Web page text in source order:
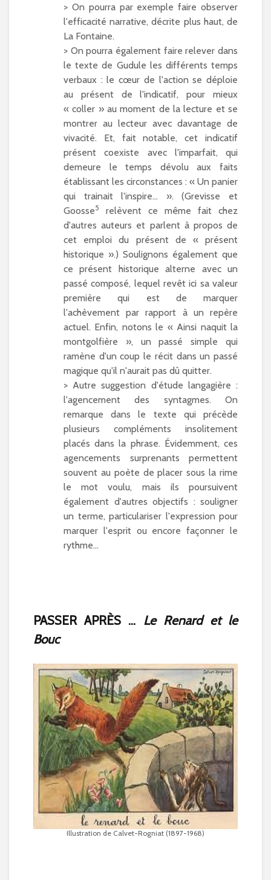
> On pourra par exemple faire observer
l'efficacité narrative, décrite plus haut, de
La Fontaine.
> On pourra également faire relever dans
le texte de Gudule les différents temps
verbaux : le cœur de l'action se déploie
au présent de l'indicatif, pour mieux
« coller » au moment de la lecture et se
montrer au lecteur avec davantage de
vivacité. Et, fait notable, cet indicatif
présent coexiste avec l'imparfait, qui
demeure le temps dévolu aux faits
établissant les circonstances : « Un panier
qui trainait l'inspire… ». (Grevisse et
Goosse5
relèvent ce même fait chez
d'autres auteurs et parlent à propos de
cet emploi du présent de « présent
historique ».) Soulignons également que
ce présent historique alterne avec un
passé composé, lequel revêt ici sa valeur
première qui est de marquer
l'achèvement par rapport à un repère
actuel. Enfin, notons le « Ainsi naquit la
montgolfière », un passé simple qui
ramène d'un coup le récit dans un passé
magique qu'il n'aurait pas dû quitter.
> Autre suggestion d'étude langagière :
l'agencement des syntagmes. On
remarque dans le texte qui précède
plusieurs compléments insolitement
placés dans la phrase. Évidemment, ces
agencements surprenants permettent
souvent au poète de placer sous la rime
le mot voulu, mais ils poursuivent
également d'autres objectifs : souligner
un terme, particulariser l'expression pour
marquer l'esprit ou encore façonner le
rythme…
PASSER APRÈS ... Le Renard et le
Bouc
Illustration de Calvet-Rogniat (1897-1968)